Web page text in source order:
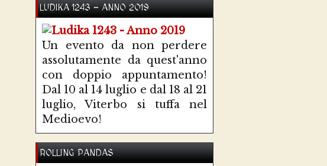
LUDIKA 1243 - ANNO 2019
Un evento da non perdere
assolutamente da quest'anno
con doppio appuntamento!
Dal 10 al 14 luglio e dal 18 al 21
luglio, Viterbo si tuffa nel
Medioevo!
ROLLING PANDAS